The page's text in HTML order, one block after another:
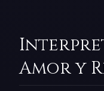
Amor y